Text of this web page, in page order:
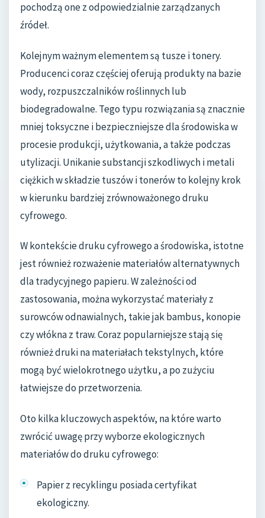
pochodzą one z odpowiedzialnie zarządzanych
źródeł.
Kolejnym ważnym elementem są tusze i tonery.
Producenci coraz częściej oferują produkty na bazie
wody, rozpuszczalników roślinnych lub
biodegradowalne. Tego typu rozwiązania są znacznie
mniej toksyczne i bezpieczniejsze dla środowiska w
procesie produkcji, użytkowania, a także podczas
utylizacji. Unikanie substancji szkodliwych i metali
ciężkich w składzie tuszów i tonerów to kolejny krok
w kierunku bardziej zrównoważonego druku
cyfrowego.
W kontekście druku cyfrowego a środowiska, istotne
jest również rozważenie materiałów alternatywnych
dla tradycyjnego papieru. W zależności od
zastosowania, można wykorzystać materiały z
surowców odnawialnych, takie jak bambus, konopie
czy włókna z traw. Coraz popularniejsze stają się
również druki na materiałach tekstylnych, które
mogą być wielokrotnego użytku, a po zużyciu
łatwiejsze do przetworzenia.
Oto kilka kluczowych aspektów, na które warto
zwrócić uwagę przy wyborze ekologicznych
materiałów do druku cyfrowego:
Papier z recyklingu posiada certyfikat
ekologiczny.